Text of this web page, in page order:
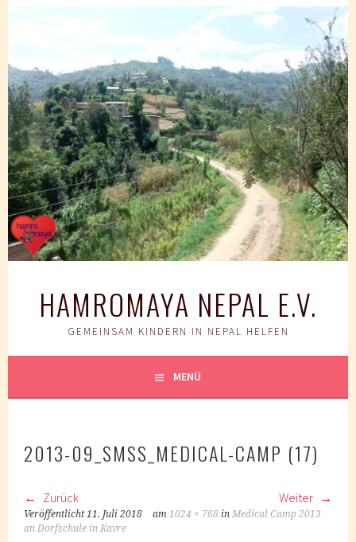
HAMROMAYA NEPAL E.V.
GEMEINSAM KINDERN IN NEPAL HELFEN
MENÜ
2013-09_SMSS_MEDICAL-CAMP (17)
Zurück Weiter
Veröffentlicht11. Juli 2018 am1024 × 768 inMedical Camp 2013
an Dorfschule in Kavre